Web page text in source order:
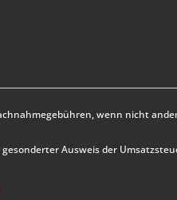
wenn nicht
Ausweis der